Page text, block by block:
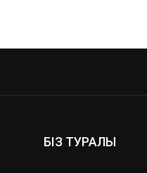
БІЗ ТУРАЛЫ